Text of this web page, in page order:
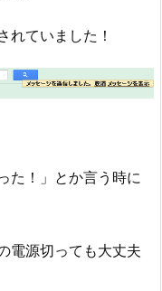
れていました！
た！」とか言う時に
電源切っても大丈夫